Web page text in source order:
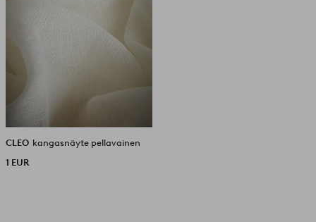
CLEO kangasnäyte pellavainen
1 EUR